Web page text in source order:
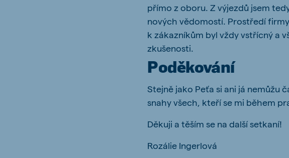
přímo z oboru. Z výjezdů jsem
nových vědomostí. Prostředí
k zákazníkům byl vždy vstřícný a
zkušenosti.
Poděkování
Stejně jako Peťa si ani já nemůžu
snahy všech, kteří se mi během
Děkuji a těším se na další setkaní!
Rozálie Ingerlová